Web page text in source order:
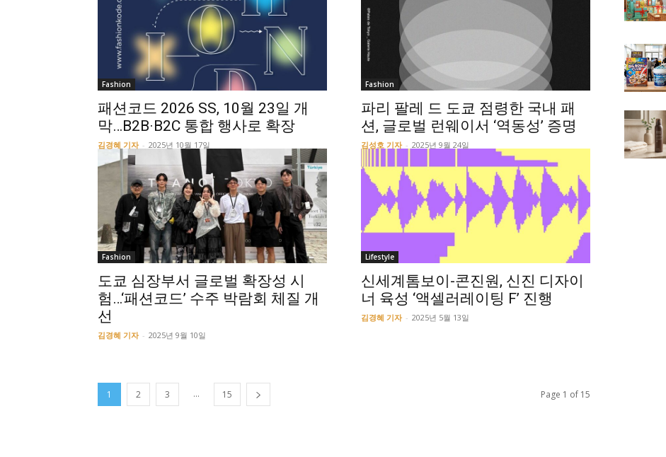
Fashion
패션코드 2026 SS, 10월 23일 개
막…B2B·B2C 통합 행사로 확장
김경혜 기자 - 2025년 10월 17일
Fashion
파리 팔레 드 도쿄 점령한 국내 패
션, 글로벌 런웨이서 ‘역동성’ 증명
김성호 기자 - 2025년 9월 24일
Fashion
도쿄 심장부서 글로벌 확장성 시
험…‘패션코드’ 수주 박람회 체질 개
선
김경혜 기자 - 2025년 9월 10일
Lifestyle
신세계톰보이-콘진원, 신진 디자이
너 육성 ‘액셀러레이팅 F’ 진행
김경혜 기자 - 2025년 5월 13일
1 2 3 ... 15 Page 1 of 15